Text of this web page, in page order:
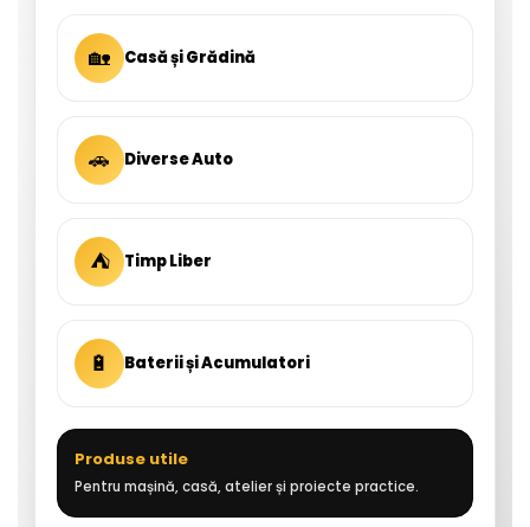
🏡 Casă și Grădină
🚗 Diverse Auto
⛺ Timp Liber
🔋 Baterii și Acumulatori
Produse utile
Pentru mașină, casă, atelier și proiecte practice.